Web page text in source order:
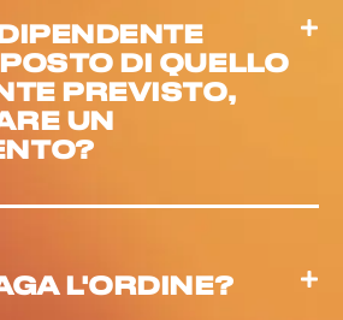
DI QUELLO
PREVISTO,
UN
L'ORDINE?